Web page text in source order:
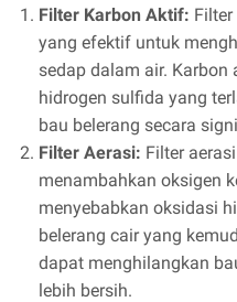
Filter Karbon Aktif:
yang efektif untuk
sedap dalam air.
hidrogen sulfida yang
bau belerang secara
Filter Aerasi: Filter
menambahkan oksigen
menyebabkan oksidasi
belerang cair yang
dapat menghilangkan
lebih bersih.